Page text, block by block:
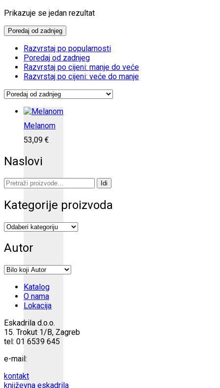
Prikazuje se jedan rezultat
Poredaj od zadnjeg
Razvrstaj po popularnosti
Poredaj od zadnjeg
Razvrstaj po cijeni: manje do veće
Razvrstaj po cijeni: veće do manje
Melanom
53,09 €
Naslovi
Pretraži: Idi
Kategorije proizvoda
Autor
Katalog
O nama
Lokacija
Eskadrila d.o.o.
15. Trokut 1/B, Zagreb
tel: 01 6539 645
e-mail:
kontakt
književna eskadrila